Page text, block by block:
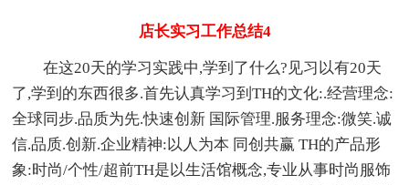
店长实习工作总结4
在这20天的学习实践中,学到了什么?见习以有20天
了,学到的东西很多.首先认真学习到TH的文化:.经营理念:
全球同步.品质为先.快速创新 国际管理.服务理念:微笑.诚
信.品质.创新.企业精神:以人为本 同创共赢 TH的产品形
象:时尚/个性/超前TH是以生活馆概念,专业从事时尚服饰